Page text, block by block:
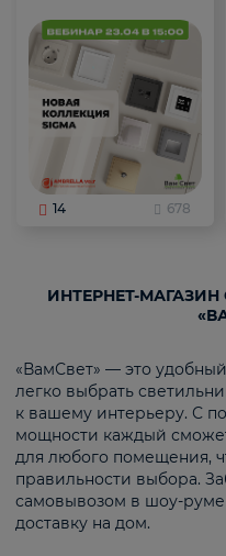
14 678
ИНТЕРНЕТ-
«ВамСвет» — это
легко выбрать
к вашему интерьеру. С
мощности каждый
для любого помещения,
правильности выбора.
самовывозом в шоу-руме
доставку на дом.